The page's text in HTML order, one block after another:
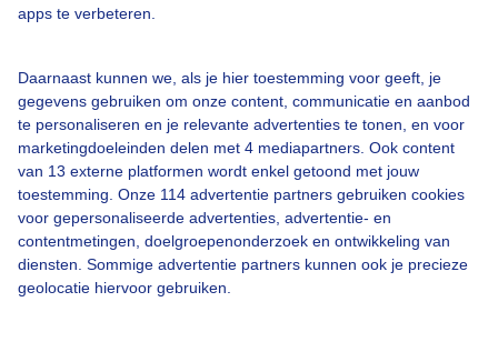
apps te verbeteren.
Daarnaast kunnen we, als je hier toestemming voor geeft, je
gegevens gebruiken om onze content, communicatie en aanbod
te personaliseren en je relevante advertenties te tonen, en voor
marketingdoeleinden delen met 4 mediapartners. Ook content
van 13 externe platformen wordt enkel getoond met jouw
toestemming. Onze 114 advertentie partners gebruiken cookies
voor gepersonaliseerde advertenties, advertentie- en
contentmetingen, doelgroepenonderzoek en ontwikkeling van
diensten. Sommige advertentie partners kunnen ook je precieze
geolocatie hiervoor gebruiken.
Over Buienradar
Bedrijfsgegevens